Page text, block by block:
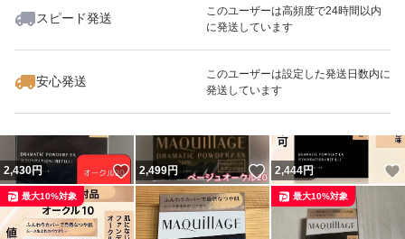
スピード発送
このユーザーは高頻度で24時間以内
に発送しています
安心発送
このユーザーは設定した発送日数内に
発送しています
いいね！
2,490
2,430円 いいね！
2,499円 いいね！
2,444円
最大10%対象 最大10%対象